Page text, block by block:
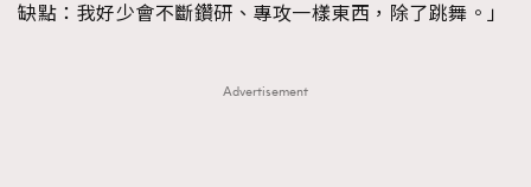
缺點：我好少會不斷鑽研、專攻一樣東西，除了跳舞。」
Advertisement